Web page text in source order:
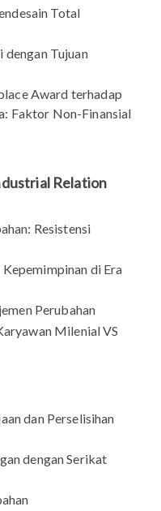
Total
dengan Tujuan
Award terhadap
Faktor Non-Fi­nansial
Relation
Resistensi
di Era
Perubahan
Milenial VS
dan Perselisihan
dengan Serikat